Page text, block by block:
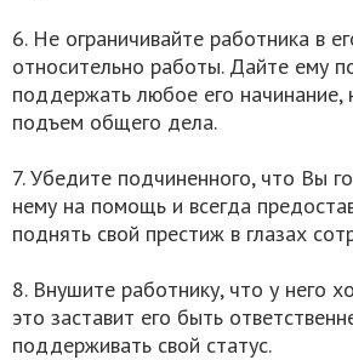
6. Не ограничивайте работника в
относительно работы. Дайте ему
поддержать любое его начинание,
подъем общего дела.
7. Убедите подчиненного, что Вы
нему на помощь и всегда
поднять свой престиж в глазах
8. Внушите работнику, что у него
это заставит его быть
поддерживать свой статус.